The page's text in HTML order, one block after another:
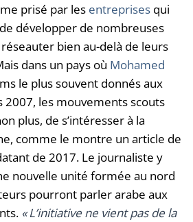
prisé par les entreprises qui
développer de nombreuses
bien au-delà de leurs
dans un pays où Mohamed
le plus souvent donnés aux
2007, les mouvements scouts
plus, de s’intéresser à la
comme le montre un article de
de 2017. Le journaliste y
nouvelle unité formée au nord
pourront parler arabe aux
« L’initiative ne vient pas de la